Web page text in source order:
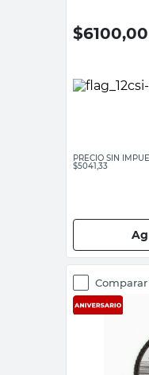
$6100,00
PRECIO SIN
$5041,33
Comparar